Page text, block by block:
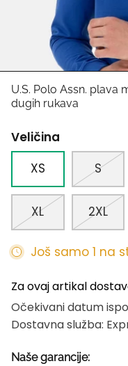
Antony Morato
LIU JO
Harvard
U.S. Polo Assn. plava
dugih rukava
Veličina
XS
S
XL 2XL
Još samo 1 na
Za ovaj artikal
Očekivani datum
Dostavna služba:
Naše garancije: